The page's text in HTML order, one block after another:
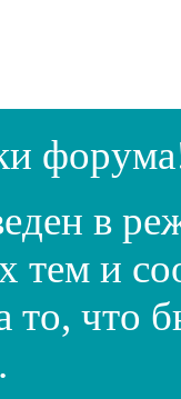
в
тем и
то, что